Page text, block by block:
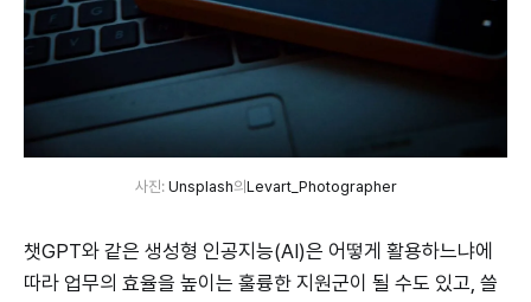
사진: Unsplash의 Levart_Photographer
챗GPT와 같은 생성형 인공지능(AI)은 어떻게 활용하느냐에
따라 업무의 효율을 높이는 훌륭한 지원군이 될 수도 있고, 쓸